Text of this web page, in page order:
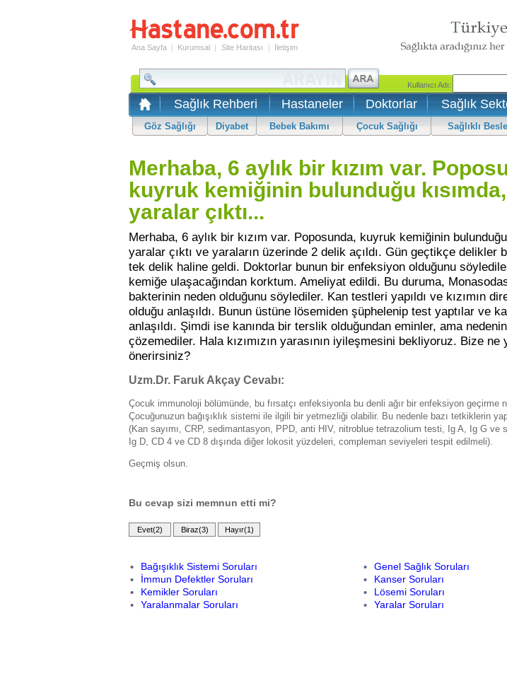
Ana Sayfa | Kurumsal | Site Haritası | İletişim
Sağlık Rehberi Hastaneler Doktorlar Sağlık
Göz Sağlığı Diyabet Bebek Bakımı Çocuk Sağlığı Sağlıklı
Merhaba, 6 aylık bir kızım var.
kuyruk kemiğinin bulunduğu kısımda,
yaralar çıktı...
Merhaba, 6 aylık bir kızım var. Poposunda, kuyruk kemiğinin bulunduğu
yaralar çıktı ve yaraların üzerinde 2 delik açıldı. Gün geçtikçe delikler
tek delik haline geldi. Doktorlar bunun bir enfeksiyon olduğunu
kemiğe ulaşacağından korktum. Ameliyat edildi. Bu duruma,
bakterinin neden olduğunu söylediler. Kan testleri yapıldı ve kızımın
olduğu anlaşıldı. Bunun üstüne lösemiden şüphelenip test yaptılar ve
anlaşıldı. Şimdi ise kanında bir terslik olduğundan eminler, ama
çözemediler. Hala kızımızın yarasının iyileşmesini bekliyoruz. Bize ne
önerirsiniz?
Uzm.Dr. Faruk Akçay Cevabı:
Çocuk immunoloji bölümünde, bu fırsatçı enfeksiyonla bu denli ağır bir enfeksiyon geçirme
Çocuğunuzun bağışıklık sistemi ile ilgili bir yetmezliği olabilir. Bu nedenle bazı tetkiklerin
(Kan sayımı, CRP, sedimantasyon, PPD, anti HIV, nitroblue tetrazolium testi, Ig A, Ig G ve
Ig D, CD 4 ve CD 8 dışında diğer lokosit yüzdeleri, compleman seviyeleri tespit edilmeli).
Geçmiş olsun.
Bu cevap sizi memnun etti mi?
Bağışıklık Sistemi Soruları
Genel Sağlık Soruları
İmmun Defektler Soruları
Kanser Soruları
Kemikler Soruları
Lösemi Soruları
Yaralanmalar Soruları
Yaralar Soruları